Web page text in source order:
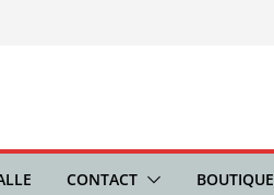
CONTACT BOUTIQUE